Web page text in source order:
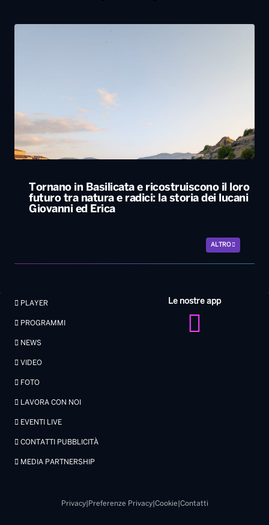
Tornano in Basilicata e ricostruiscono il loro
futuro tra natura e radici: la storia dei lucani
Giovanni ed Erica
ALTRO
Le nostre app
PLAYER
PROGRAMMI
NEWS
VIDEO
FOTO
LAVORA CON NOI
EVENTI LIVE
CONTATTI PUBBLICITÀ
MEDIA PARTNERSHIP
Privacy| Preferenze Privacy| Cookie Contatti